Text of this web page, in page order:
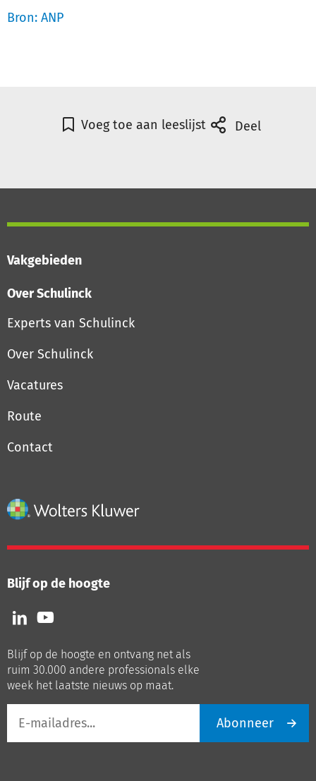
Bron: ANP
Voeg toe aan leeslijst Deel
Vakgebieden
Over Schulinck
Experts van Schulinck
Over Schulinck
Vacatures
Route
Contact
Blijf op de hoogte
Volg
ons
LinkedIn
Volg
ons
Youtube
Blijf op de hoogte en ontvang net als
ruim 30.000 andere professionals elke
week het laatste nieuws op maat.
mailadres
Abonneer